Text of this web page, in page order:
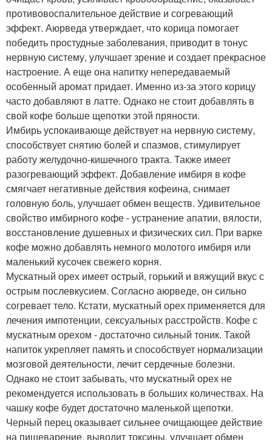
противовоспалительное действие и согревающий
эффект. Аюрведа утверждает, что корица помогает
победить простудные заболевания, приводит в тонус
нервную систему, улучшает зрение и создает прекрасное
настроение. А еще она напитку непередаваемый
особенный аромат придает. Именно из-за этого корицу
часто добавляют в латте. Однако не стоит добавлять в
свой кофе больше щепотки этой пряности.
Имбирь успокаивающе действует на нервную систему,
способствует снятию болей и спазмов, стимулирует
работу желудочно-кишечного тракта. Также имеет
разогревающий эффект. Добавление имбиря в кофе
смягчает негативные действия кофеина, снимает
головную боль, улучшает обмен веществ. Удивительное
свойство имбирного кофе - устранение апатии, вялости,
восстановление душевных и физических сил. При варке
кофе можно добавлять немного молотого имбиря или
маленький кусочек свежего корня.
Мускатный орех имеет острый, горький и вяжущий вкус с
острым послевкусием. Согласно аюрведе, он сильно
согревает тело. Кстати, мускатный орех применяется для
лечения импотенции, сексуальных расстройств. Кофе с
мускатным орехом - достаточно сильный тоник. Такой
напиток укрепляет память и способствует нормализации
мозговой деятельности, лечит сердечные болезни.
Однако не стоит забывать, что мускатный орех не
рекомендуется использовать в больших количествах. На
чашку кофе будет достаточно маленькой щепотки.
Черный перец оказывает сильнее очищающее действие
на пищеварение, выводит токсины, улучшает обмен